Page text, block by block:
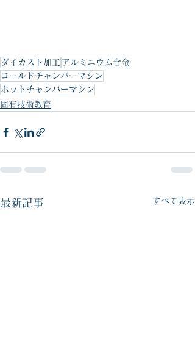
ダイカスト加工 アルミニウム合金
コールドチャンバーマシン
ホットチャンバーマシン
固有技術教育
最新記事 すべて表示